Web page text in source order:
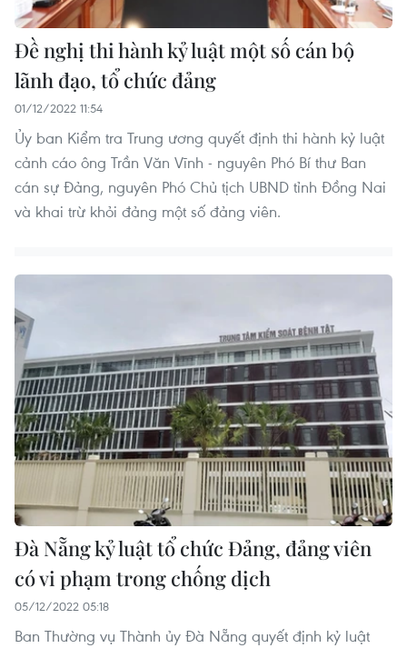
Đề nghị thi hành kỷ luật một số cán bộ
lãnh đạo, tổ chức đảng
01/12/2022 11:54
Ủy ban Kiểm tra Trung ương quyết định thi hành kỷ luật
cảnh cáo ông Trần Văn Vĩnh - nguyên Phó Bí thư Ban
cán sự Đảng, nguyên Phó Chủ tịch UBND tỉnh Đồng Nai
và khai trừ khỏi đảng một số đảng viên.
Đà Nẵng kỷ luật tổ chức Đảng, đảng viên
có vi phạm trong chống dịch
05/12/2022 05:18
Ban Thường vụ Thành ủy Đà Nẵng quyết định kỷ luật